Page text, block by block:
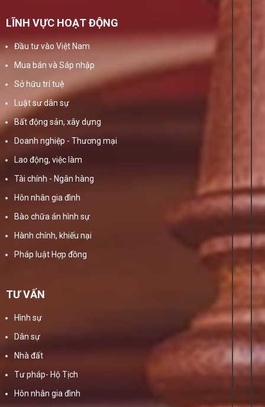
LĨNH VỰC HOẠT ĐỘNG
Đầu tư vào Việt Nam
Mua bán và Sáp nhập
Sở hữu trí tuệ
Luật sư dân sự
Bất động sản, xây dựng
Doanh nghiệp - Thương mại
Lao động, việc làm
Tài chính - Ngân hàng
Hôn nhân gia đình
Bào chữa án hình sự
Hành chính, khiếu nại
Pháp luật Hợp đồng
TƯ VẤN
Hình sự
Dân sự
Nhà đất
Tư pháp- Hộ Tịch
Hôn nhân gia đình